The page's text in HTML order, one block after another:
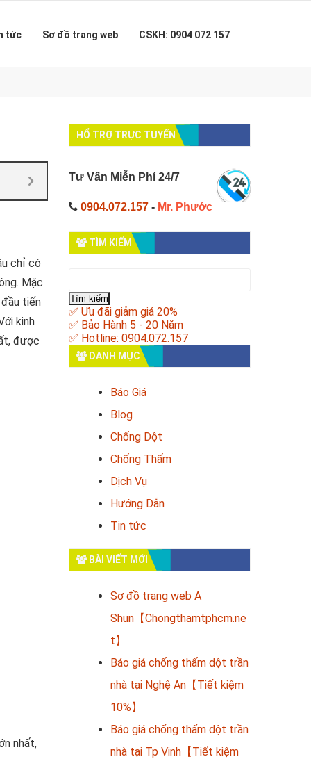
tức Sơ đồ trang web CSKH: 0904 072 157
chỉ có
Mặc
tiến
kinh
được
nhất,
HỔ TRỢ TRỰC TUYẾN
Tư Vấn Miễn Phí 24/7
0904.072.157- Mr. Phước
TÌM KIẾM
cho:
✅ Ưu đãi giảm giá 20%
✅ Bảo Hành 5 - 20 Năm
✅ Hotline: 0904.072.157
DANH MỤC
Báo Giá
Blog
Chống Dột
Chống Thấm
Dịch Vụ
Hướng Dẫn
Tin tức
BÀI VIẾT MỚI
Sơ đồ trang web A
Shun【Chongthamtphcm.ne
t】
Báo giá chống thấm dột trần
nhà tại Nghệ An【Tiết kiệm
10%】
Báo giá chống thấm dột trần
nhà tại Tp Vinh【Tiết kiệm